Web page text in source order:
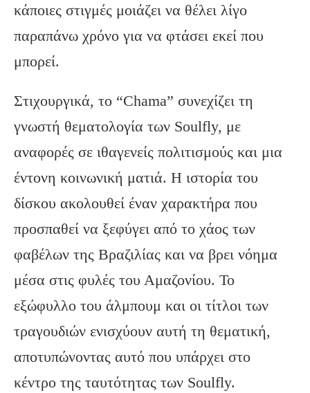
κάποιες στιγμές μοιάζει να θέλει λίγο
παραπάνω χρόνο για να φτάσει εκεί που
μπορεί.
Στιχουργικά, το “Chama” συνεχίζει τη
γνωστή θεματολογία των Soulfly, με
αναφορές σε ιθαγενείς πολιτισμούς και μια
έντονη κοινωνική ματιά. Η ιστορία του
δίσκου ακολουθεί έναν χαρακτήρα που
προσπαθεί να ξεφύγει από το χάος των
φαβέλων της Βραζιλίας και να βρει νόημα
μέσα στις φυλές του Αμαζονίου. Το
εξώφυλλο του άλμπουμ και οι τίτλοι των
τραγουδιών ενισχύουν αυτή τη θεματική,
αποτυπώνοντας αυτό που υπάρχει στο
κέντρο της ταυτότητας των Soulfly.